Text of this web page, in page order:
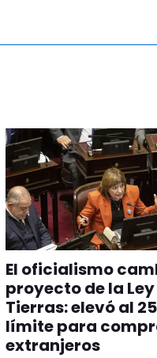
El oficialismo
proyecto de la
Tierras: elevó al
límite para
extranjeros